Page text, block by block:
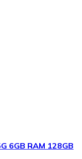
6GB RAM 128GB